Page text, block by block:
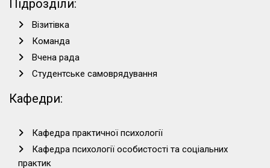
Підрозділи:
Візитівка
Команда
Вчена рада
Студентське самоврядування
Кафедри:
Кафедра практичної психології
Кафедра психології особистості та соціальних
практик